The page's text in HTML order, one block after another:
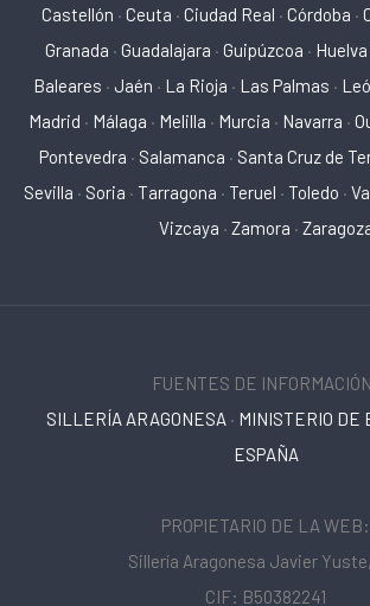
Castellón · Ceuta · Ciudad Real · Córdoba ·
Granada · Guadalajara · Guipúzcoa · Huelva
Baleares · Jaén · La Rioja · Las Palmas ·
Madrid · Málaga · Melilla · Murcia · Navarra ·
Pontevedra · Salamanca · Santa Cruz de
Sevilla · Soria · Tarragona · Teruel · Toledo ·
Vizcaya · Zamora ·
FUENTES DE
SILLERÍA ARAGONESA · MINISTERIO DE
ESPAÑA
PROPIETARIO DE LA WEB:
Sillería Aragonesa Javier
CIF: B50382241